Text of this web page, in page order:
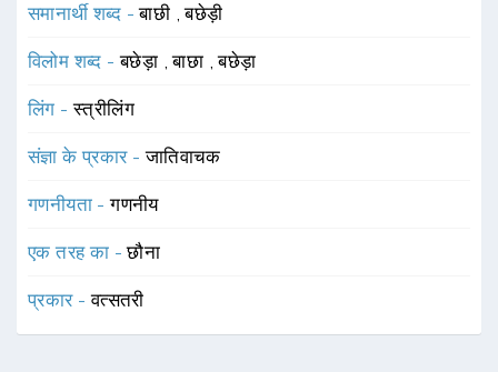
समानार्थी शब्द -बाछी ,बछेड़ी
विलोम शब्द -बछेड़ा ,बाछा ,बछेड़ा
लिंग -स्त्रीलिंग
संज्ञा के प्रकार -जातिवाचक
गणनीयता -गणनीय
एक तरह का -छौना
प्रकार -वत्सतरी